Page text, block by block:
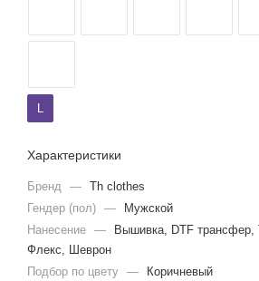
L
Характеристики
Бренд — Th clothes
Гендер (пол) —
Мужской
Нанесение —
Вышивка, DTF трансфер,
Флекс, Шеврон
Подбор по цвету —
Коричневый